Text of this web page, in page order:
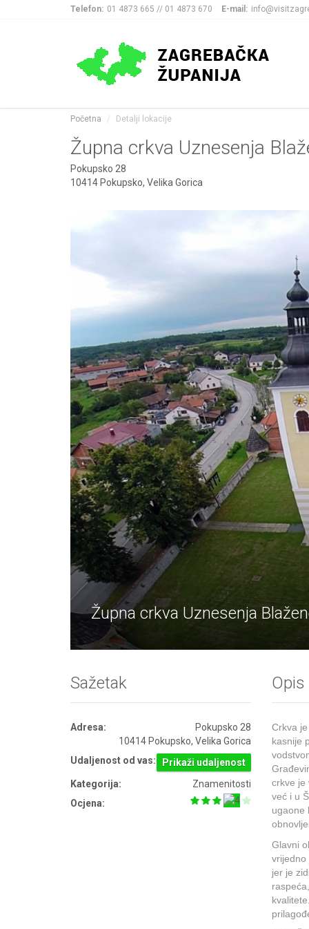
Telefon: 01 4873 665 // 01 4873 670 E-mail:
Početna Detalji lokacije
Župna crkva Uznesenja
Pokupsko 28
10414 Pokupsko, Velika Gorica
Župna crkva Uznesenja
Sažetak
Adresa:
Pokupsko 28
10414 Pokupsko, Velika Gorica
Udaljenost od vas:
Prikaži udaljenost
Kategorija:
Znamenitosti
Ocjena:
Opis
Crkva
kasnije
crkve je
već i u
ugaone
Glavni
vrijedno
jer je